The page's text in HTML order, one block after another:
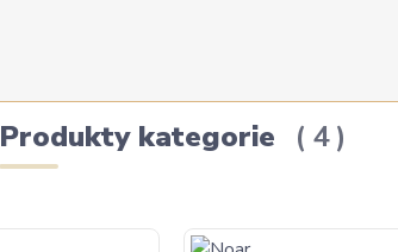
Produkty kategorie 4